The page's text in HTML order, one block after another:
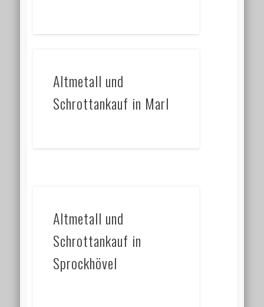
Altmetall und
Schrottankauf in Marl
Altmetall und
Schrottankauf in
Sprockhövel